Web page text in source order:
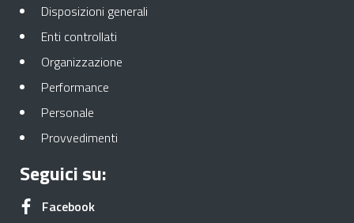
Disposizioni generali
Enti controllati
Organizzazione
Performance
Personale
Provvedimenti
Seguici su:
FacebookApre in una nuova scheda